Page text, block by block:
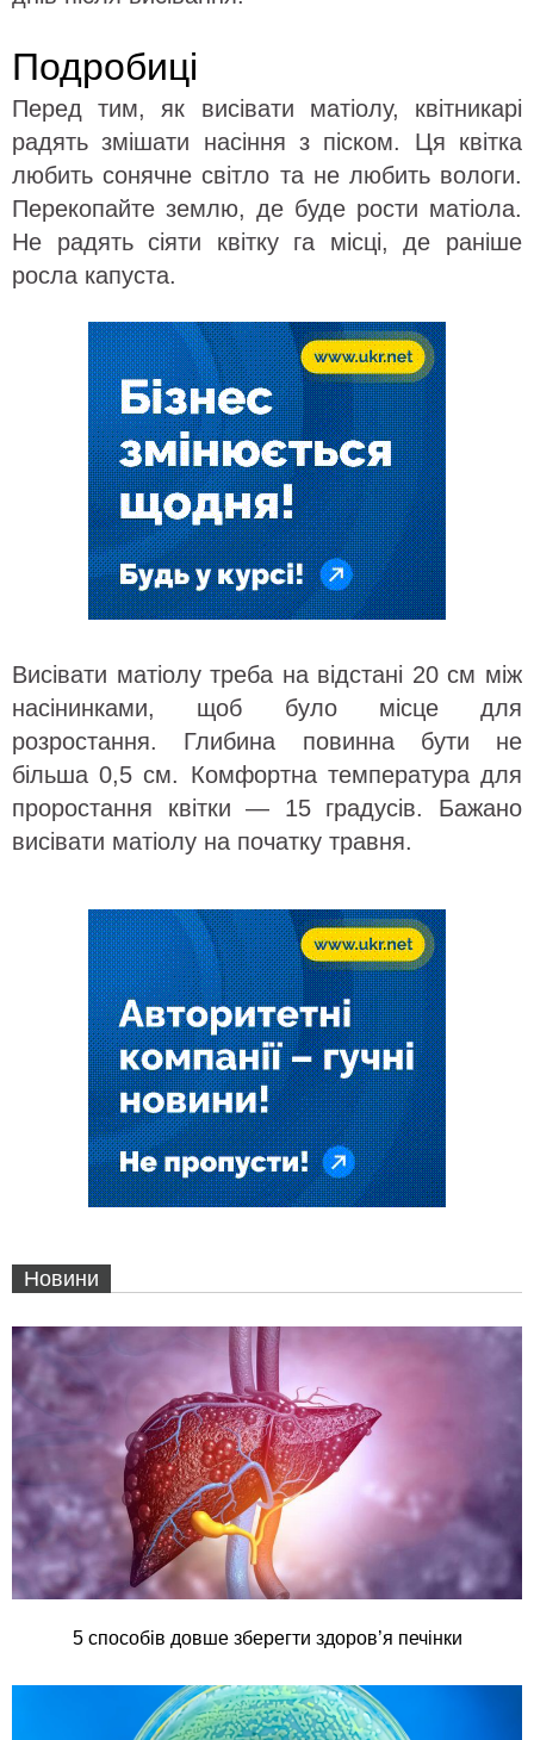
Подробиці
Перед тим, як висівати матіолу, квітникарі
радять змішати насіння з піском. Ця квітка
любить сонячне світло та не любить вологи.
Перекопайте землю, де буде рости матіола.
Не радять сіяти квітку га місці, де раніше
росла капуста.
Висівати матіолу треба на відстані 20 см між
насінинками, щоб було місце для
розростання. Глибина повинна бути не
більша 0,5 см. Комфортна температура для
проростання квітки — 15 градусів. Бажано
висівати матіолу на початку травня.
Новини
5 способів довше зберегти здоров’я печінки